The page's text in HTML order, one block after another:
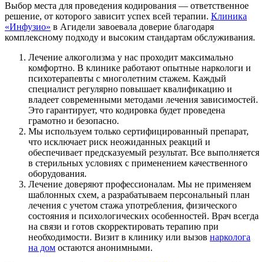
Выбор места для проведения кодирования — ответственное
решение, от которого зависит успех всей терапии. Клиника
«Инфузио» в Агидели завоевала доверие благодаря
комплексному подходу и высоким стандартам обслуживания.
Лечение алкоголизма у нас проходит максимально
комфортно. В клинике работают опытные наркологи и
психотерапевты с многолетним стажем. Каждый
специалист регулярно повышает квалификацию и
владеет современными методами лечения зависимостей.
Это гарантирует, что кодировка будет проведена
грамотно и безопасно.
Мы используем только сертифицированный препарат,
что исключает риск неожиданных реакций и
обеспечивает предсказуемый результат. Все выполняется
в стерильных условиях с применением качественного
оборудования.
Лечение доверяют профессионалам. Мы не применяем
шаблонных схем, а разрабатываем персональный план
лечения с учетом стажа употребления, физического
состояния и психологических особенностей. Врач всегда
на связи и готов скорректировать терапию при
необходимости. Визит в клинику или вызов нарколога
на дом остаются анонимными.